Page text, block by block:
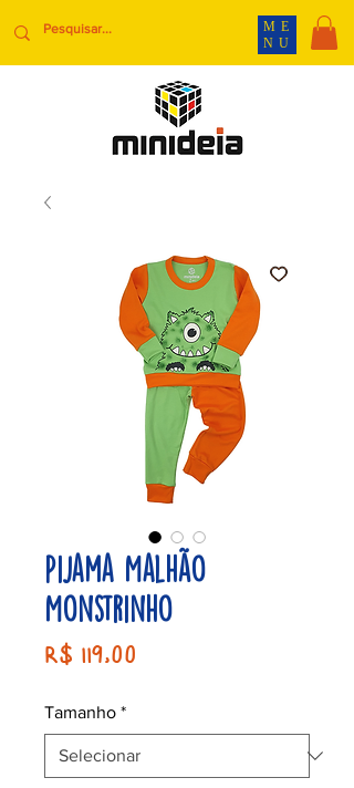
ME
NU
Pijama Malhão
Monstrinho
R$ 119,00
Tamanho *